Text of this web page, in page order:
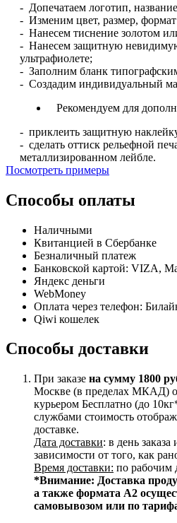
- Допечатаем логотип,
- Изменим цвет, размер, формат
- Нанесем тиснение золотом
- Нанесем защитную
ультрафиолете;
- Заполним бланк
- Создадим индивидуальный
Рекомендуем для
- приклеить защитную
- сделать оттиск рельефной
металлизированном лейбле.
Посмотреть примеры
Способы оплаты
Наличными
Квитанцией в Сбербанке
Безналичный платеж
Банковской картой: VIZA,
Яндекс деньги
WebMoney
Оплата через телефон:
Qiwi кошелек
Способы доставки
При заказе на сумму 1800
Москве (в пределах МКАД)
курьером Бесплатно (до
службами стоимость
доставке.
Дата доставки: в день
зависимости от того, как
Время доставки: по рабочим
*Внимание: Доставка
а также формата А2
самовывозом или по